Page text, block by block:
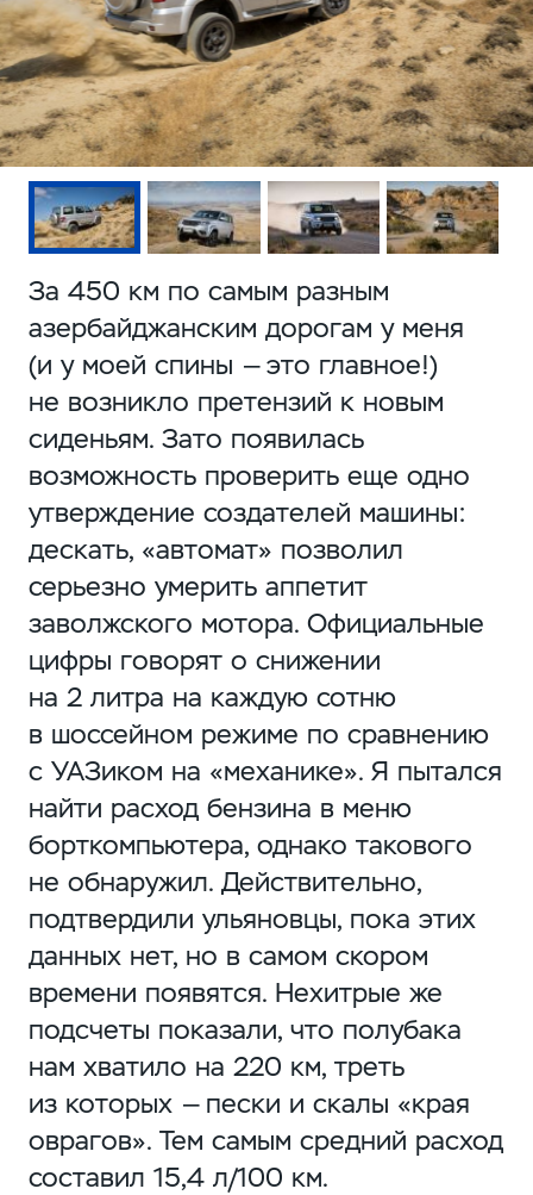
За 450 км по самым разным
азербайджанским дорогам у меня
(и у моей спины — это главное!)
не возникло претензий к новым
сиденьям. Зато появилась
возможность проверить еще одно
утверждение создателей машины:
дескать, «автомат» позволил
серьезно умерить аппетит
заволжского мотора. Официальные
цифры говорят о снижении
на 2 литра на каждую сотню
в шоссейном режиме по сравнению
с УАЗиком на «механике». Я пытался
найти расход бензина в меню
борткомпьютера, однако такового
не обнаружил. Действительно,
подтвердили ульяновцы, пока этих
данных нет, но в самом скором
времени появятся. Нехитрые же
подсчеты показали, что полубака
нам хватило на 220 км, треть
из которых — пески и скалы «края
оврагов». Тем самым средний расход
составил 15,4 л/100 км.